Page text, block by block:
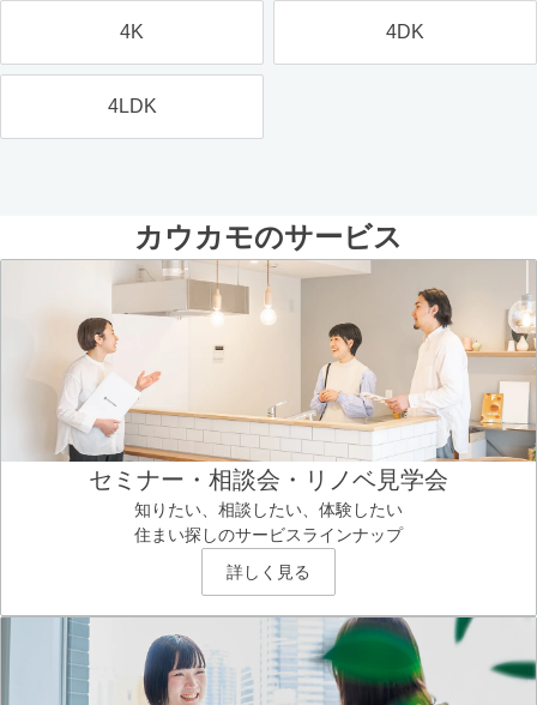
4K 4DK
4LDK
カウカモのサービス
セミナー・相談会・リノベ見学会
知りたい、相談したい、体験したい
住まい探しのサービスラインナップ
詳しく見る